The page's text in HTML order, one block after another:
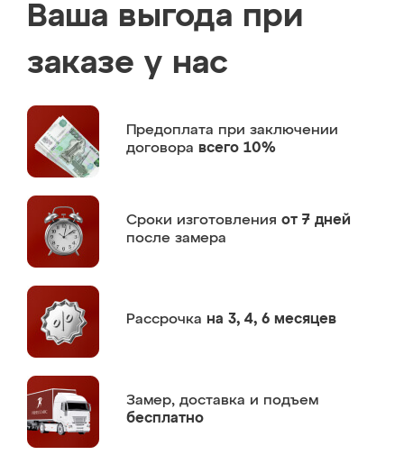
Ваша выгода при
заказе у нас
Предоплата при заключении
договора всего 10%
Сроки изготовления от 7 дней
после замера
Рассрочка на 3, 4, 6 месяцев
Замер, доставка и подъем
бесплатно